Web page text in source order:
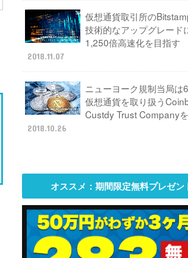
仮想通貨取引所の
技術的なアップグレード
1,250倍高速化を目指す
2018.11.07
ニューヨーク規制当局は
仮想通貨を取り扱う
Custdy Trust Company
2018.10.26
オススメ：期間限定無料プレゼン